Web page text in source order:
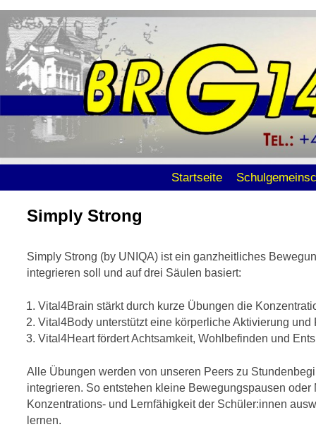
Zum sekundären Inhalt wechselnStartseite
Simply Strong
Simply Strong (by UNIQA) ist ein ganzheitliches
integrieren soll und auf drei Säulen basiert:
Vital4Brain stärkt durch kurze Übungen die
Vital4Body unterstützt eine körperliche Aktivierung und
Vital4Heart fördert Achtsamkeit, Wohlbefinden und
Alle Übungen werden von unseren Peers zu
integrieren. So entstehen kleine Bewegungspausen
Konzentrations- und Lernfähigkeit der Schüler:innen
lernen.